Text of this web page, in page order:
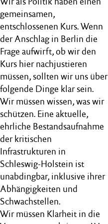
gemeinsamen,
entschlossenen Kurs. Wenn
der Anschlag in Berlin die
Frage aufwirft, ob wir den
Kurs hier nachjustieren
müssen, sollten wir uns über
folgende Dinge klar sein.
Wir müssen wissen, was wir
schützen. Eine aktuelle,
ehrliche Bestandsaufnahme
der kritischen
Infrastrukturen in
Schleswig-Holstein ist
unabdingbar, inklusive ihrer
Abhängigkeiten und
Schwachstellen.
Wir müssen Klarheit in die